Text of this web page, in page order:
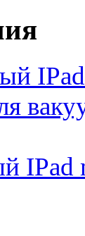
IPad